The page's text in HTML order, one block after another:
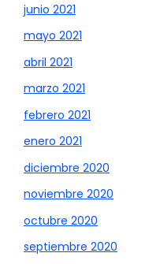
junio 2021
mayo 2021
abril 2021
marzo 2021
febrero 2021
enero 2021
diciembre 2020
noviembre 2020
octubre 2020
septiembre 2020